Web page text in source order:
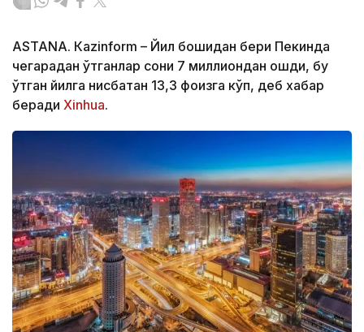
ASTANА. Кazinform – Йил бошидан бери Пекинда
чегарадан ўтганлар сони 7 миллиондан ошди, бу
ўтган йилга нисбатан 13,3 фоизга кўп, деб хабар
беради Xinhuа.